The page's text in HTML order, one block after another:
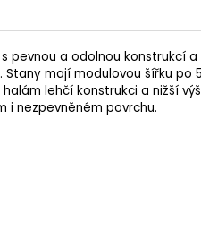
s pevnou a odolnou konstrukcí
mají modulovou šířku
lehčí konstrukci a nižší
i nezpevněném povrchu.